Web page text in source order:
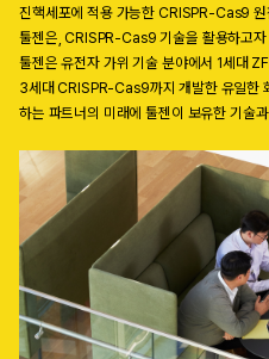
진핵세포에 적용 가능한 CRISPR-Cas9
툴젠은, CRISPR-Cas9 기술을 활용하고
툴젠은 유전자 가위 기술 분야에서 1세대
3세대 CRISPR-Cas9까지 개발한 유일한
하는 파트너의 미래에 툴젠이 보유한 기술